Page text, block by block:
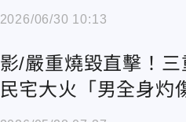
景象曝
2026/06/30 10:13
影/嚴重燒毀直擊！三
民宅大火「男全身灼
半」昏迷搶救中